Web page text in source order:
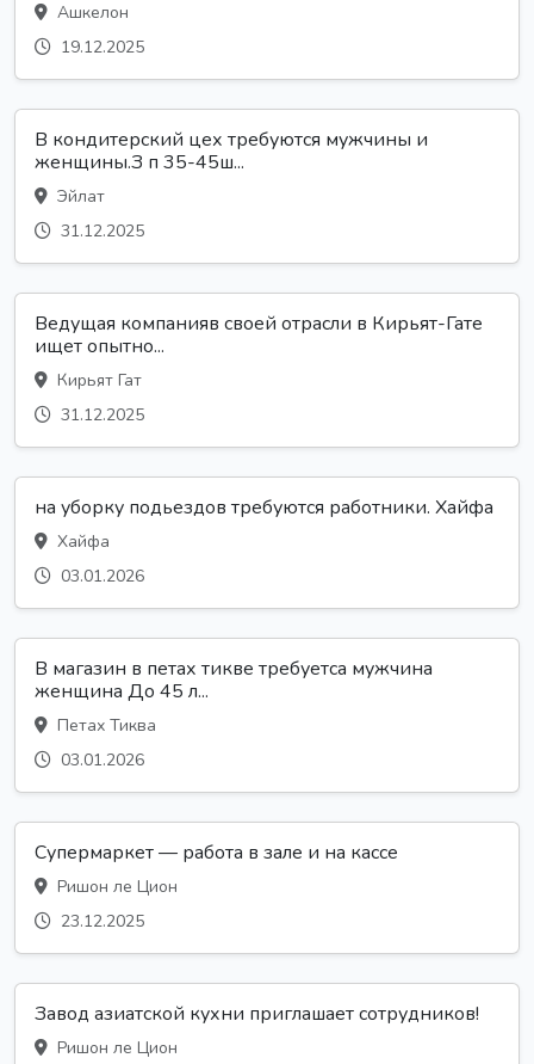
Ашкелон
19.12.2025
В кондитерский цех требуются мужчины и
женщины.З п 35-45ш...
Эйлат
31.12.2025
Ведущая компанияв своей отрасли в Кирьят-Гате
ищет опытно...
Кирьят Гат
31.12.2025
на уборку подьездов требуются работники. Хайфа
Хайфа
03.01.2026
В магазин в петах тикве требуетса мужчина
женщина До 45 л...
Петах Тиква
03.01.2026
Супермаркет — работа в зале и на кассе
Ришон ле Цион
23.12.2025
Завод азиатской кухни приглашает сотрудников!
Ришон ле Цион